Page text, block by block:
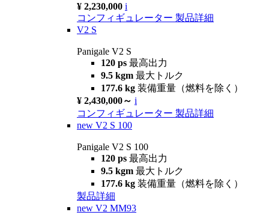
¥ 2,230,000 i
コンフィギュレーター 製品詳細
V2 S
Panigale V2 S
120 ps 最高出力
9.5 kgm 最大トルク
177.6 kg 装備重量（燃料を除く）
¥ 2,430,000～ i
コンフィギュレーター 製品詳細
new V2 S 100
Panigale V2 S 100
120 ps 最高出力
9.5 kgm 最大トルク
177.6 kg 装備重量（燃料を除く）
製品詳細
new V2 MM93